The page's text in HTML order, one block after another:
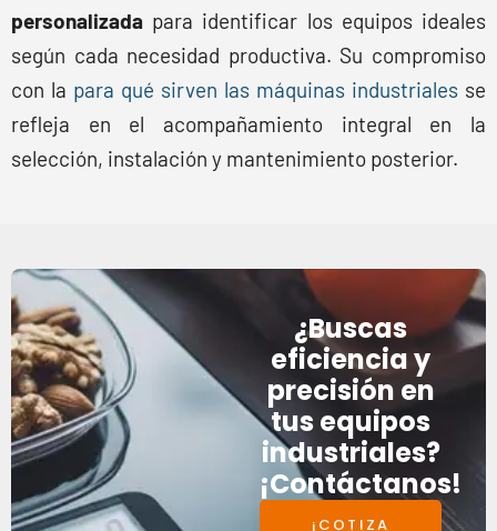
personalizada para identificar los equipos ideales
según cada necesidad productiva. Su compromiso
con la para qué sirven las máquinas industriales se
refleja en el acompañamiento integral en la
selección, instalación y mantenimiento posterior.
¿Buscas
eficiencia y
precisión en
tus equipos
industriales?
¡Contáctanos!
¡COTIZA